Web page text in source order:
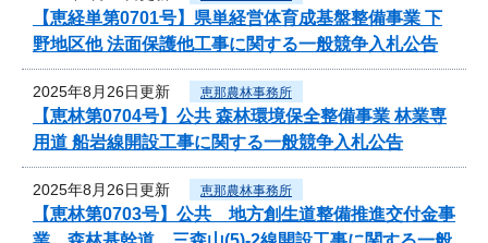
【恵経単第0701号】県単経営体育成基盤整備事業 下
野地区他 法面保護他工事に関する一般競争入札公告
2025年8月26日更新 恵那農林事務所
【恵林第0704号】公共 森林環境保全整備事業 林業専
用道 船岩線開設工事に関する一般競争入札公告
2025年8月26日更新 恵那農林事務所
【恵林第0703号】公共 地方創生道整備推進交付金事